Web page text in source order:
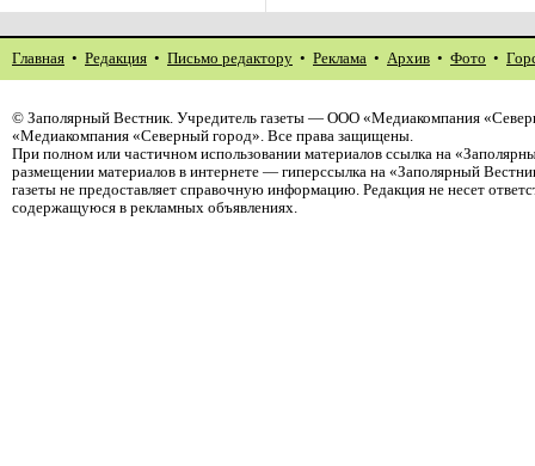
Главная • Редакция • Письмо редактору • Реклама • Архив • Фото •
© Заполярный Вестник. Учредитель газеты — ООО «Медиакомпания
«Медиакомпания «Северный город». Все права защищены.
При полном или частичном использовании материалов ссылка на
размещении материалов в интернете — гиперссылка на «Заполярный
газеты не предоставляет справочную информацию. Редакция не несет
содержащуюся в рекламных объявлениях.